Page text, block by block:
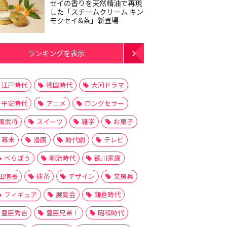
セイの香りを天然精油で再現
した「スチームクリーム キン
モクセイ&茶」新登場
ランキングを表示
江戸時代 戦国時代
大河ドラマ
平安時代
アニメ
ロングセラー
武将
スイーツ 雑学
お菓子
幕末
漫画 時代劇
テレビ
べらぼう
明治時代
徳川家康
信長
抹茶 デザイン
文房具
フィギュア
展覧会
鎌倉時代
豊臣秀吉
豊臣兄弟！
昭和時代